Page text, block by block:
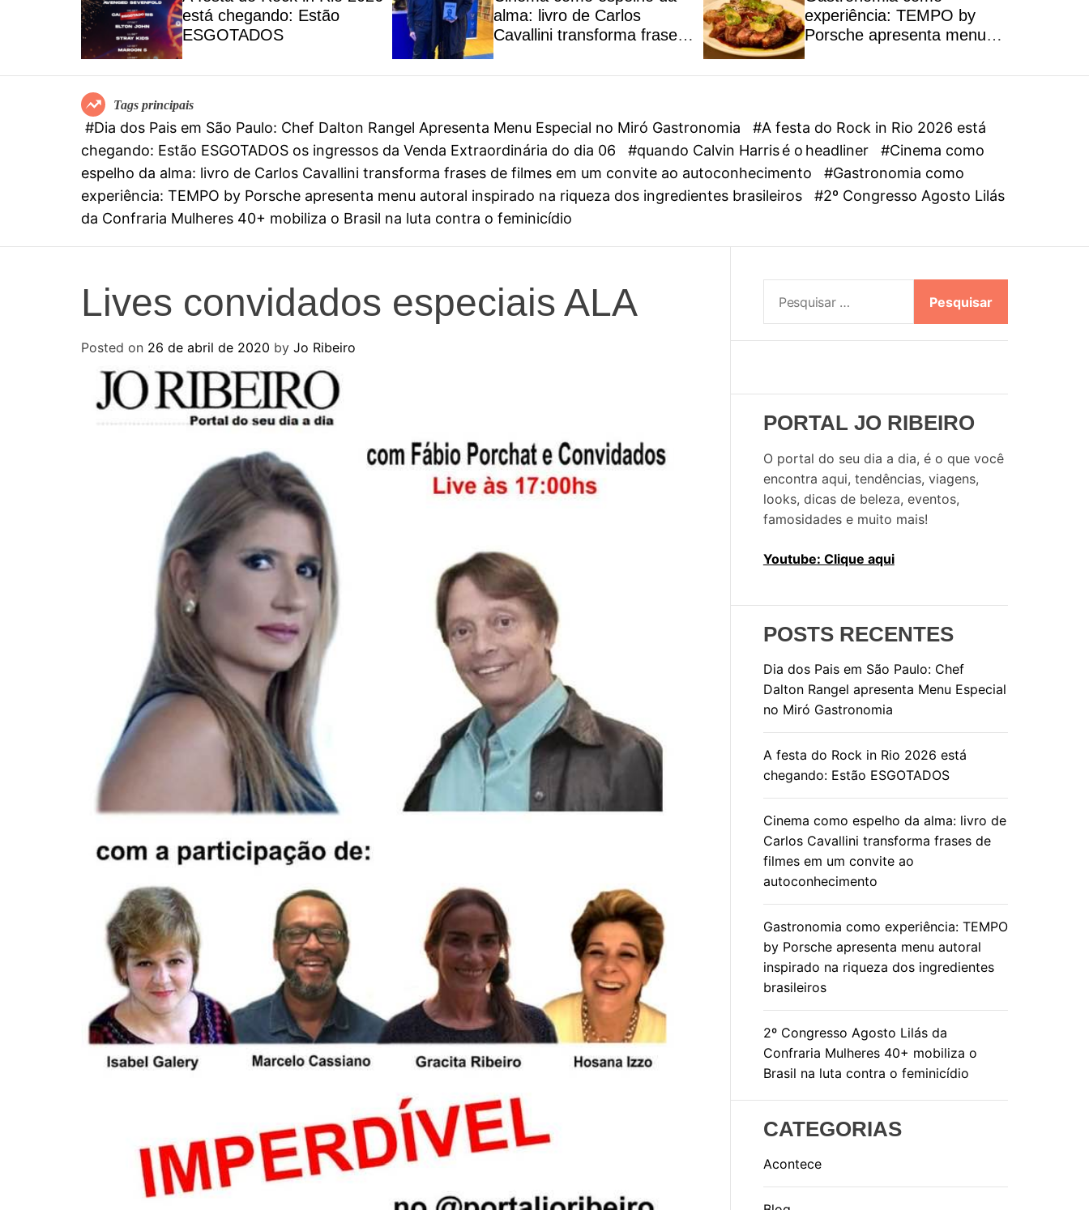
l
o
o
está chegando: Estão
ESGOTADOS
alma: livro de Carlos
Cavallini transforma frases
de filmes em um convite ao
autoconhecimento
experiência: TEMPO by
Porsche apresenta menu
autoral inspirado na riqueza
dos ingredientes brasileiros
Tags principais
#Dia dos Pais em São Paulo: Chef Dalton Rangel Apresenta Menu Especial no Miró Gastronomia
#A festa do Rock in Rio 2026 está
chegando: Estão ESGOTADOS os ingressos da Venda Extraordinária do dia 06
#quando Calvin Harris é o headliner
#Cinema como
espelho da alma: livro de Carlos Cavallini transforma frases de filmes em um convite ao autoconhecimento
#Gastronomia como
experiência: TEMPO by Porsche apresenta menu autoral inspirado na riqueza dos ingredientes brasileiros
#2º Congresso Agosto Lilás
da Confraria Mulheres 40+ mobiliza o Brasil na luta contra o feminicídio
Lives convidados especiais ALA
Posted on 26 de abril de 2020 by Jo Ribeiro
s
i
a
r
o
r
PORTAL JO RIBEIRO
O portal do seu dia a dia, é o que você
encontra aqui, tendências, viagens,
looks, dicas de beleza, eventos,
famosidades e muito mais!
Youtube: Clique aqui
POSTS RECENTES
Dia dos Pais em São Paulo: Chef
Dalton Rangel apresenta Menu Especial
no Miró Gastronomia
A festa do Rock in Rio 2026 está
chegando: Estão ESGOTADOS
Cinema como espelho da alma: livro de
Carlos Cavallini transforma frases de
filmes em um convite ao
autoconhecimento
Gastronomia como experiência: TEMPO
by Porsche apresenta menu autoral
inspirado na riqueza dos ingredientes
brasileiros
2º Congresso Agosto Lilás da
Confraria Mulheres 40+ mobiliza o
Brasil na luta contra o feminicídio
CATEGORIAS
Acontece